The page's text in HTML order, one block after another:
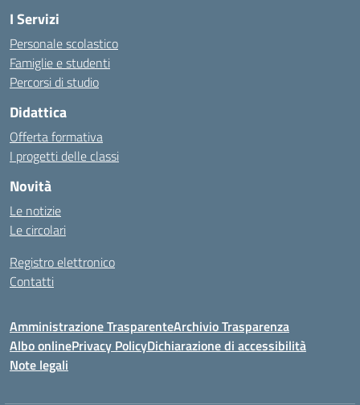
I Servizi
Personale scolastico
Famiglie e studenti
Percorsi di studio
Didattica
Offerta formativa
I progetti delle classi
Novità
Le notizie
Le circolari
Registro elettronico
Contatti
Amministrazione TrasparenteArchivio Trasparenza
Albo onlinePrivacy PolicyDichiarazione di accessibilità
Note legali